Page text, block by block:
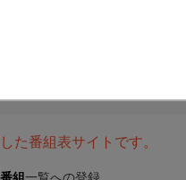
た番組表サイトです。